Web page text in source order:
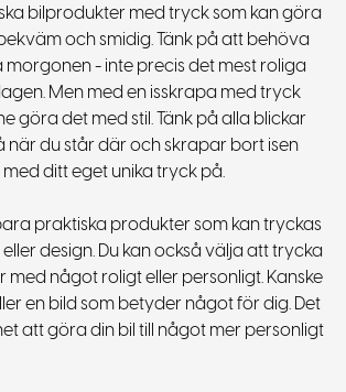
bilprodukter med tryck som kan göra
och smidig. Tänk på att behöva
- inte precis det mest roliga
Men med en isskrapa med tryck
göra det med stil. Tänk på alla blickar
när du står där och skrapar bort isen
ditt eget unika tryck på.
praktiska produkter som kan tryckas
design. Du kan också välja att trycka
något roligt eller personligt. Kanske
en bild som betyder något för dig. Det
att göra din bil till något mer personligt